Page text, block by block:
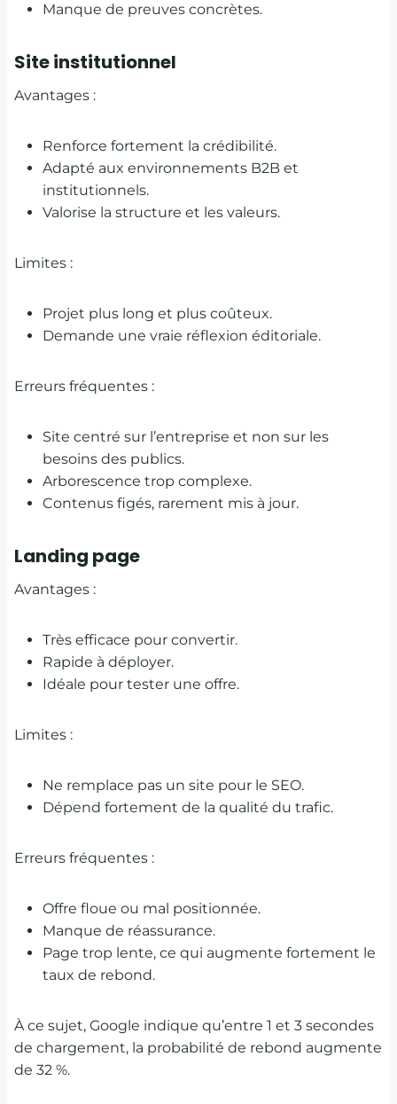
Manque de preuves concrètes.
Site institutionnel
Avantages :
Renforce fortement la crédibilité.
Adapté aux environnements B2B et
institutionnels.
Valorise la structure et les valeurs.
Limites :
Projet plus long et plus coûteux.
Demande une vraie réflexion éditoriale.
Erreurs fréquentes :
Site centré sur l’entreprise et non sur les
besoins des publics.
Arborescence trop complexe.
Contenus figés, rarement mis à jour.
Landing page
Avantages :
Très efficace pour convertir.
Rapide à déployer.
Idéale pour tester une offre.
Limites :
Ne remplace pas un site pour le SEO.
Dépend fortement de la qualité du trafic.
Erreurs fréquentes :
Offre floue ou mal positionnée.
Manque de réassurance.
Page trop lente, ce qui augmente fortement le
taux de rebond.
À ce sujet, Google indique qu’entre 1 et 3 secondes
de chargement, la probabilité de rebond augmente
de 32 %.